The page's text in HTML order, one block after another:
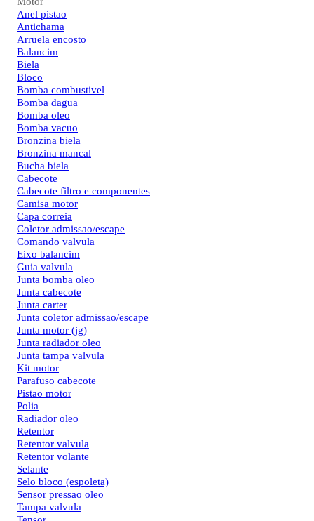
Anel pistao
Antichama
Arruela encosto
Balancim
Biela
Bloco
Bomba combustivel
Bomba dagua
Bomba oleo
Bomba vacuo
Bronzina biela
Bronzina mancal
Bucha biela
Cabecote
Cabecote filtro e componentes
Camisa motor
Capa correia
Coletor admissao/escape
Comando valvula
Eixo balancim
Guia valvula
Junta bomba oleo
Junta cabecote
Junta carter
Junta coletor admissao/escape
Junta motor (jg)
Junta radiador oleo
Junta tampa valvula
Kit motor
Parafuso cabecote
Pistao motor
Polia
Radiador oleo
Retentor
Retentor valvula
Retentor volante
Selante
Selo bloco (espoleta)
Sensor pressao oleo
Tampa valvula